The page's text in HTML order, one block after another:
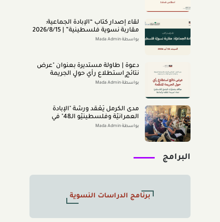
لقاء إصدار كتاب “اﻹﺑﺎدةّ اﻟﺠﻤﺎﻋﻴﺔ:
ﻣﻘﺎرﺑﺔ ﻧﺴﻮﻳﺔ ﻓﻠﺴﻄﻴﻨﻴﺔ” | 2026/8/15
|بواسطة Mada Admin
دعوة | طاولة مستديرة بعنوان "عرض
نتائج استطلاع رأي حول الجريمة
المنظَّمة- مواقف وتصوُّرات المجتمع
بواسطة Mada Admin
مدى الكرمل يَعْقد ورشة "الإبادة
العمرانيّة وفلسطينيّو الـ48" في
الناصرة (تمّوز 2026)
بواسطة Mada Admin
البرامج
برنامج الدراسات النسوية